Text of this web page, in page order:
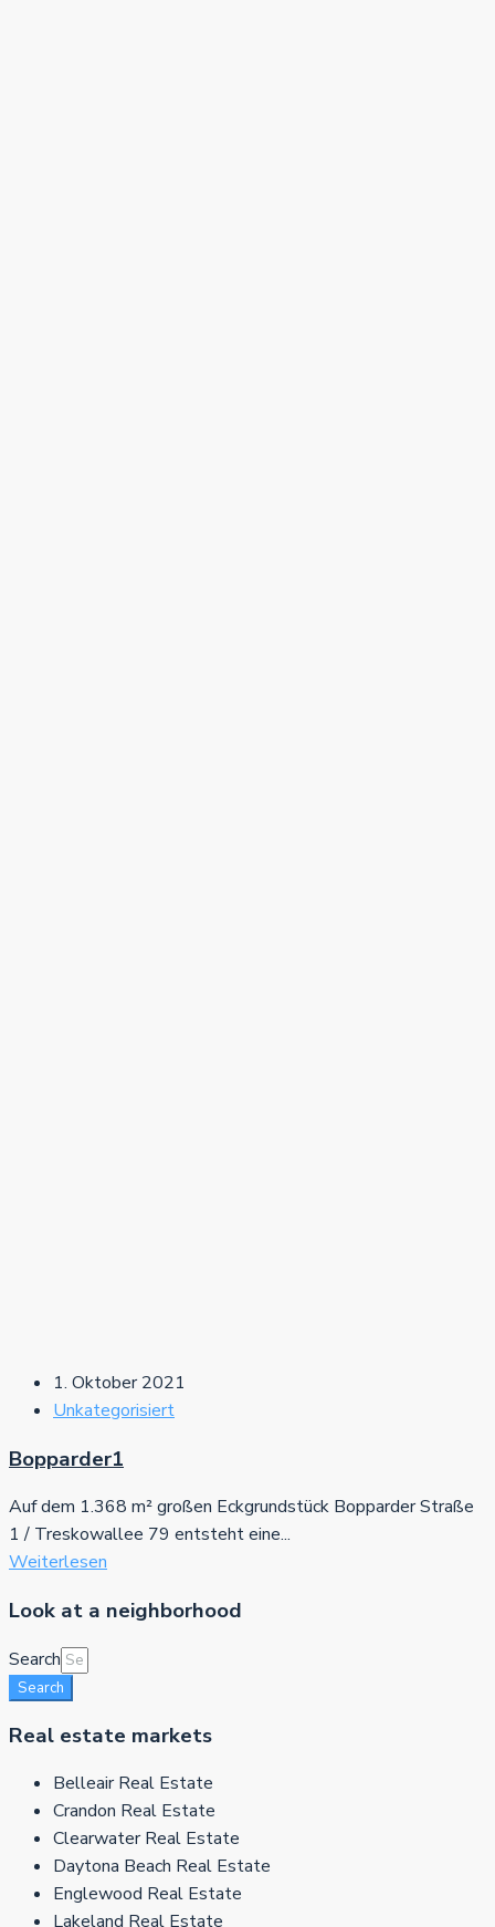
1. Oktober 2021
Unkategorisiert
Bopparder1
Auf dem 1.368 m² großen Eckgrundstück Bopparder Straße
1 / Treskowallee 79 entsteht eine...
Weiterlesen
Look at a neighborhood
Search
Search
Real estate markets
Belleair Real Estate
Crandon Real Estate
Clearwater Real Estate
Daytona Beach Real Estate
Englewood Real Estate
Lakeland Real Estate